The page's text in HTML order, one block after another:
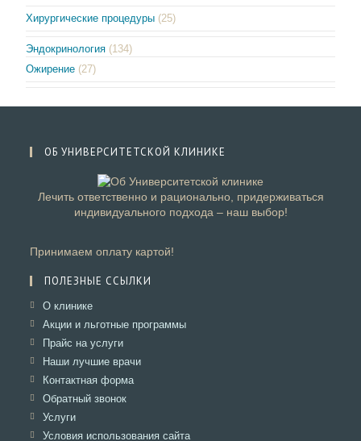
Хирургические процедуры (25)
Эндокринология (134)
Ожирение (27)
ОБ УНИВЕРСИТЕТСКОЙ КЛИНИКЕ
Лечить ответственно и рационально, придерживаться
индивидуального подхода – наш выбор!
Принимаем оплату картой!
ПОЛЕЗНЫЕ ССЫЛКИ
О клиникеОткроется
в
вкладке
Акции и льготные программыОткроется
Прайс на услугиОткроется
в
вкладке
Наши лучшие врачиОткроется
Контактная формаОткроется
Обратный звонокОткроется
УслугиОткроется
в
Условия использования сайтаОткроется